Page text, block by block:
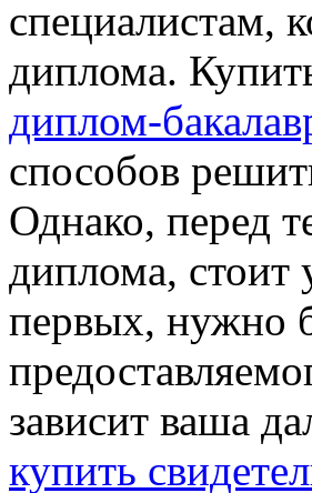
специалистам,
диплома.
диплом-
способов
Однако, перед
диплома, стоит
первых, нужно
зависит ваша
купить